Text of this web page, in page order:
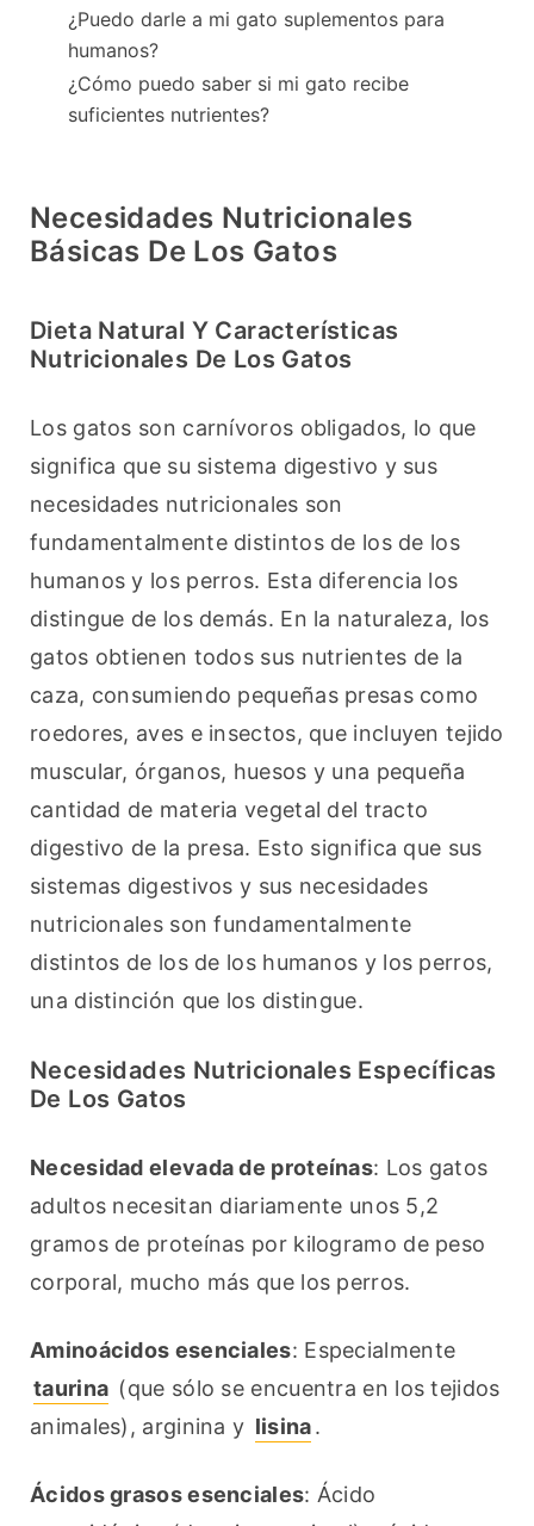
¿Puedo darle a mi gato suplementos para
humanos?
¿Cómo puedo saber si mi gato recibe
suficientes nutrientes?
Necesidades Nutricionales
Básicas De Los Gatos
Dieta Natural Y Características
Nutricionales De Los Gatos
Los gatos son carnívoros obligados, lo que
significa que su sistema digestivo y sus
necesidades nutricionales son
fundamentalmente distintos de los de los
humanos y los perros. Esta diferencia los
distingue de los demás. En la naturaleza, los
gatos obtienen todos sus nutrientes de la
caza, consumiendo pequeñas presas como
roedores, aves e insectos, que incluyen tejido
muscular, órganos, huesos y una pequeña
cantidad de materia vegetal del tracto
digestivo de la presa. Esto significa que sus
sistemas digestivos y sus necesidades
nutricionales son fundamentalmente
distintos de los de los humanos y los perros,
una distinción que los distingue.
Necesidades Nutricionales Específicas
De Los Gatos
Necesidad elevada de proteínas: Los gatos
adultos necesitan diariamente unos 5,2
gramos de proteínas por kilogramo de peso
corporal, mucho más que los perros.
Aminoácidos esenciales
taurina (que sólo se encuentra en los tejidos
animales), arginina y lisina.
Ácidos grasos esenciales: Ácido